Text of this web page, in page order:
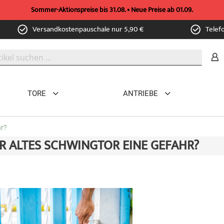
Sommer-Aktionspreise bis 31.08. • Neue Preise ab 01.09.
Versandkostenpauschale nur 5,90 €
TORE ANTRIEBE
ALTES SCHWINGTOR EINE GEFAHR?